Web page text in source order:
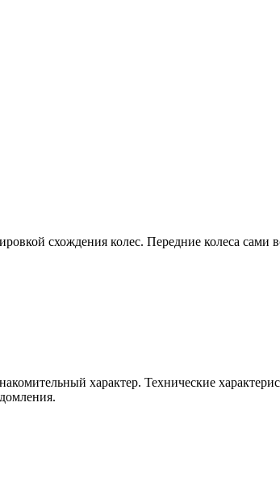
схождения колес. Передние колеса
характер. Технические